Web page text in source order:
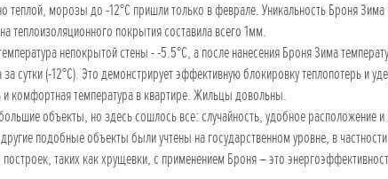
теплой, морозы до -12°С пришли только в феврале. Уникальность Броня
теплоизоляционного покрытия составила всего 1мм.
непокрытой стены - -5.5°С, а после нанесения Броня Зима
сутки (-12°С). Это демонстрирует эффективную блокировку теплопотерь и
и комфортная температура в квартире. Жильцы довольны.
объекты, но здесь сошлось все: случайность, удобное расположение и
подобные объекты были учтены на государственном уровне, в
таких как хрущевки, с применением Броня – это